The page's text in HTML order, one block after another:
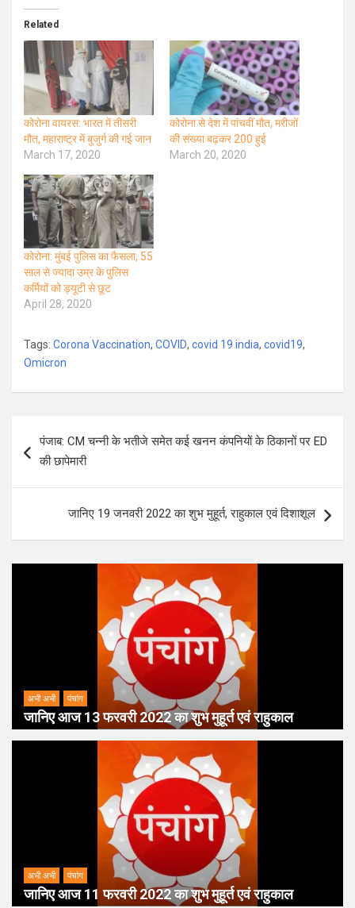
Related
कोरोना वायरस: भारत में तीसरी
मौत, महाराष्ट्र में बुजुर्ग की गई जान
March 17, 2020
कोरोना से देश में पांचवीं मौत, मरीजों
की संख्या बढ़कर 200 हुई
March 20, 2020
कोरोना: मुंबई पुलिस का फैसला, 55
साल से ज्यादा उम्र के पुलिस
कर्मियों को ड्यूटी से छूट
April 28, 2020
Tags: Corona Vaccination, COVID, covid 19 india, covid19,
Omicron
navigation
पंजाब: CM चन्नी के भतीजे समेत कई खनन कंपनियों के ठिकानों पर ED
की छापेमारी
जानिए 19 जनवरी 2022 का शुभ मुहूर्त, राहुकाल एवं दिशाशूल
अभी अभी पंचांग
जानिए आज 13 फरवरी 2022 का शुभ मुहूर्त एवं राहुकाल
अभी अभी पंचांग
जानिए आज 11 फरवरी 2022 का शुभ मुहूर्त एवं राहुकाल